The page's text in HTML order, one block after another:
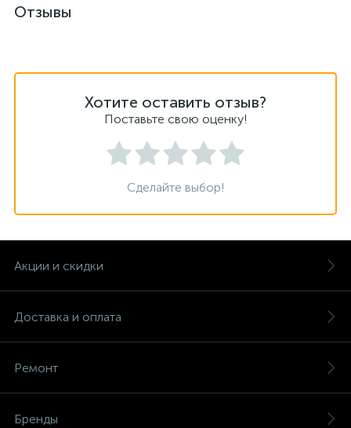
Отзывы
Хотите оставить отзыв?
Поставьте свою оценку!
Сделайте выбор!
Акции и скидки
Доставка и оплата
Ремонт
Бренды